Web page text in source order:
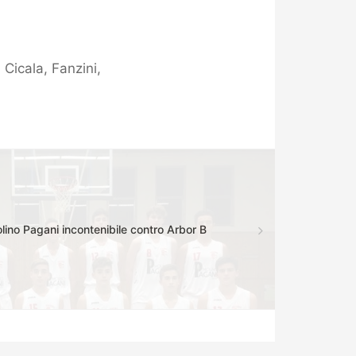
Fanzini,
Pagani incontenibile contro Arbor B